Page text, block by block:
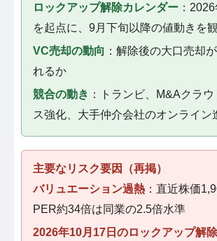
ロックアップ解除カレンダー ：
を起点に、9月下旬以降の値動きを
VC売却の動向 ：解除後の大口売却
れるか
競合の動き ：トランビ、M&Aクラ
ス強化、大手仲介会社のオンライン
主要なリスク要因（再掲）
バリュエーション過熱 ：直近株価
PER約34倍は同業の2.5倍水準
2026年10月17日のロックアップ解除